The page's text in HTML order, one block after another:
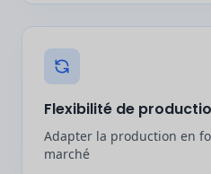
Flexibilité de
Adapter la production en
marché